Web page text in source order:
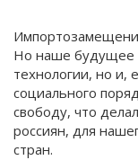
Но наше будущее
технологии, но
социального
свободу, что
россиян, для
стран.